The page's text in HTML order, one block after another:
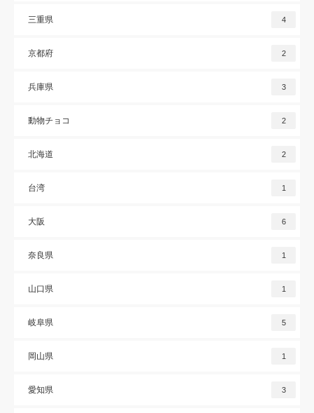
三重県 4
京都府 2
兵庫県 3
動物チョコ 2
北海道 2
台湾 1
大阪 6
奈良県 1
山口県 1
岐阜県 5
岡山県 1
愛知県 3